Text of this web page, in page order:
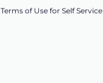
Terms of Use for Self Service